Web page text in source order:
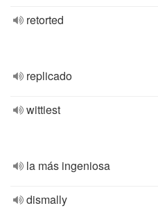
retorted
replicado
wittiest
la más ingeniosa
dismally